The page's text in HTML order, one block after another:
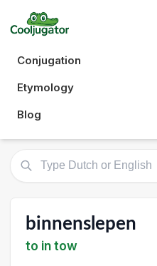
Conjugation
Etymology
Blog
binnenslepen
to in tow